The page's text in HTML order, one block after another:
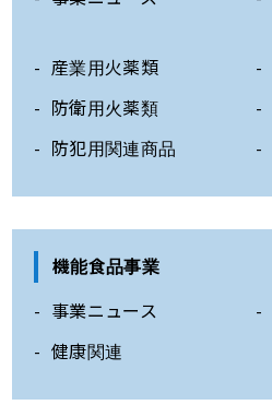
産業用火薬類
防衛用火薬類
防犯用関連商品
機能食品事業
事業ニュース
健康関連